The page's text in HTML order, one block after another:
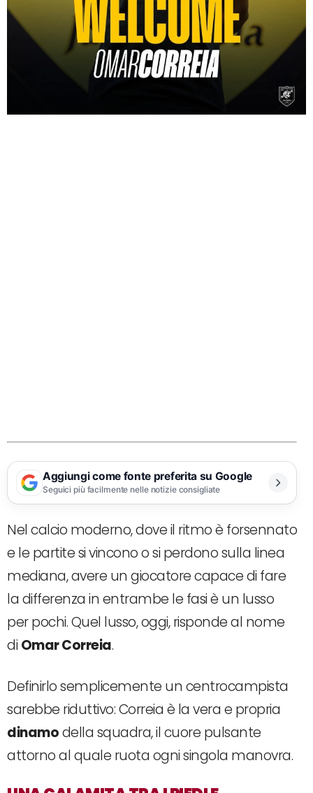
Aggiungi come fonte preferita su Google
Seguici più facilmente nelle notizie consigliate
Nel calcio moderno, dove il ritmo è forsennato
e le partite si vincono o si perdono sulla linea
mediana, avere un giocatore capace di fare
la differenza in entrambe le fasi è un lusso
per pochi. Quel lusso, oggi, risponde al nome
di Omar Correia.
Definirlo semplicemente un centrocampista
sarebbe riduttivo: Correia è la vera e propria
dinamodella squadra, il cuore pulsante
attorno al quale ruota ogni singola manovra.